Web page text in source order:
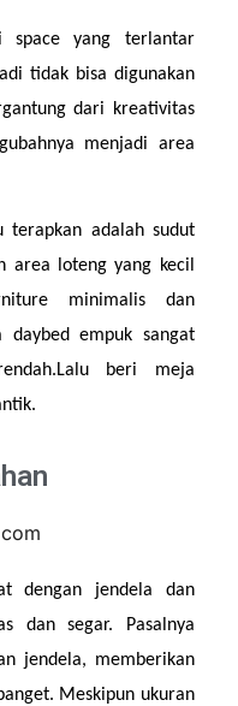
space yang terlantar
tidak bisa digunakan
dari kreativitas
menjadi area
terapkan adalah sudut
area loteng yang kecil
minimalis dan
daybed empuk sangat
beri meja
dengan jendela dan
dan segar. Pasalnya
jendela, memberikan
Meskipun ukuran